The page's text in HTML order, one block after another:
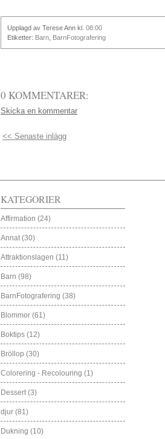
Upplagd av Terese Ann kl. 08:00
Etiketter: Barn BarnFotografering
0 KOMMENTARER:
Skicka en kommentar
<< Senaste inlägg
KATEGORIER
Affirmation (24)
Annat (30)
Attraktionslagen (11)
Barn (98)
BarnFotografering (38)
Blommor (61)
Boktips (12)
Bröllop (30)
Colorering - Recolouring (1)
Dessert (3)
djur (81)
Dukning (10)